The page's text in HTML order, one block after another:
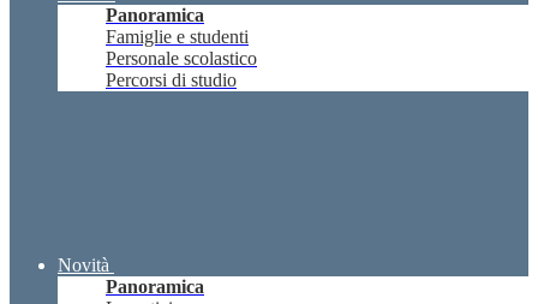
Panoramica
Famiglie e studenti
Personale scolastico
Percorsi di studio
Novità
Panoramica